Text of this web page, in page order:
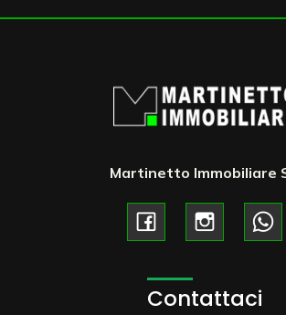
Martinetto Immobiliare
Contattaci